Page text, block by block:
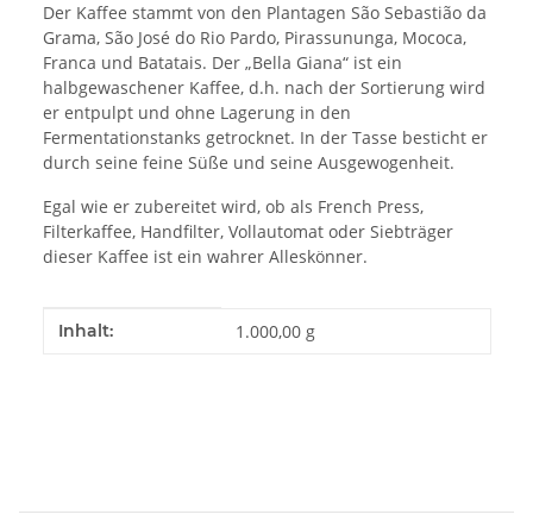
Der Kaffee stammt von den Plantagen São Sebastião da
Grama, São José do Rio Pardo, Pirassununga, Mococa,
Franca und Batatais. Der „Bella Giana“ ist ein
halbgewaschener Kaffee, d.h. nach der Sortierung wird
er entpulpt und ohne Lagerung in den
Fermentationstanks getrocknet. In der Tasse besticht er
durch seine feine Süße und seine Ausgewogenheit.
Egal wie er zubereitet wird, ob als French Press,
Filterkaffee, Handfilter, Vollautomat oder Siebträger
dieser Kaffee ist ein wahrer Alleskönner.
Produkteigenschaft
Wert
Inhalt: 1.000,00 g